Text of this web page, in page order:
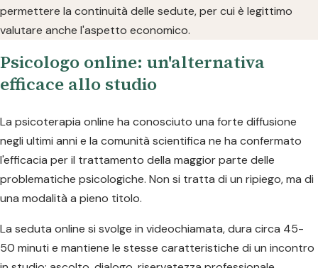
permettere la continuità delle sedute, per cui è legittimo
valutare anche l'aspetto economico.
Psicologo online: un'alternativa
efficace allo studio
La psicoterapia online ha conosciuto una forte diffusione
negli ultimi anni e la comunità scientifica ne ha confermato
l'efficacia per il trattamento della maggior parte delle
problematiche psicologiche. Non si tratta di un ripiego, ma di
una modalità a pieno titolo.
La seduta online si svolge in videochiamata, dura circa 45-
50 minuti e mantiene le stesse caratteristiche di un incontro